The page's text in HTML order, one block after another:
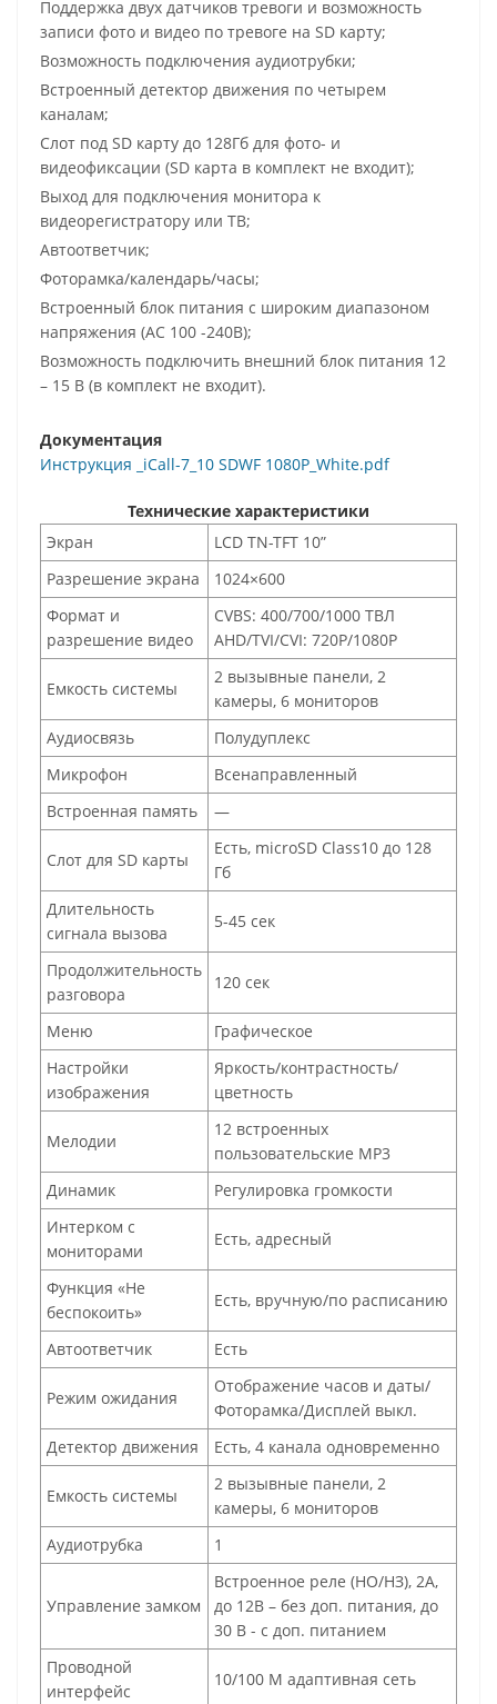
Поддержка двух датчиков тревоги и возможность
записи фото и видео по тревоге на SD карту;
Возможность подключения аудиотрубки;
Встроенный детектор движения по четырем
каналам;
Слот под SD карту до 128Гб для фото- и
видеофиксации (SD карта в комплект не входит);
Выход для подключения монитора к
видеорегистратору или ТВ;
Автоответчик;
Фоторамка/календарь/часы;
Встроенный блок питания с широким диапазоном
напряжения (АС 100 -240В);
Возможность подключить внешний блок питания 12
– 15 В (в комплект не входит).
Документация
Инструкция _iCall-7_10 SDWF 1080P_White.pdf
Технические характеристики
Экран
LCD TN-TFT 10”
Разрешение экрана
1024×600
Формат и
разрешение видео
CVBS: 400/700/1000 ТВЛ
AHD/TVI/CVI: 720P/1080P
Емкость системы
2 вызывные панели, 2
камеры, 6 мониторов
Аудиосвязь
Полудуплекс
Микрофон
Всенаправленный
Встроенная память
—
Слот для SD карты
Есть, microSD Class10 до 128
Гб
Длительность
сигнала вызова
5-45 сек
Продолжительность
разговора
120 сек
Меню
Графическое
Настройки
изображения
Яркость/контрастность/
цветность
Мелодии
12 встроенных
пользовательские MP3
Динамик
Регулировка громкости
Интерком с
мониторами
Есть, адресный
Функция «Не
беспокоить»
Есть, вручную/по расписанию
Автоответчик Есть
Режим ожидания
Отображение часов и даты/
Фоторамка/Дисплей выкл.
Детектор движения
Есть, 4 канала одновременно
Емкость системы
2 вызывные панели, 2
камеры, 6 мониторов
Аудиотрубка
1
Управление замком
Встроенное реле (НО/НЗ), 2А,
до 12В – без доп. питания, до
30 В - с доп. питанием
Проводной
интерфейс
10/100 М адаптивная сеть